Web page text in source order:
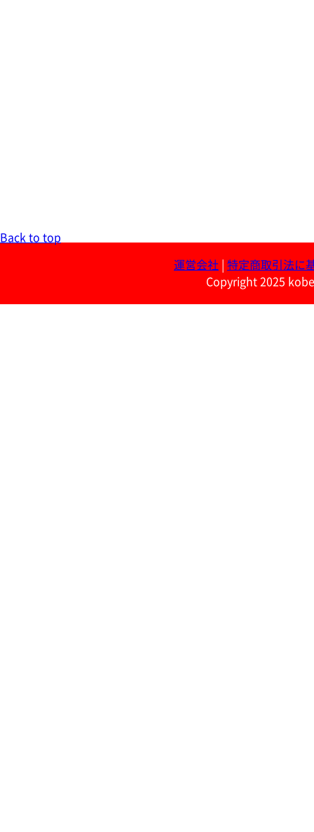
Back to top
運営会社
特定商取引法に
Copyright 2025